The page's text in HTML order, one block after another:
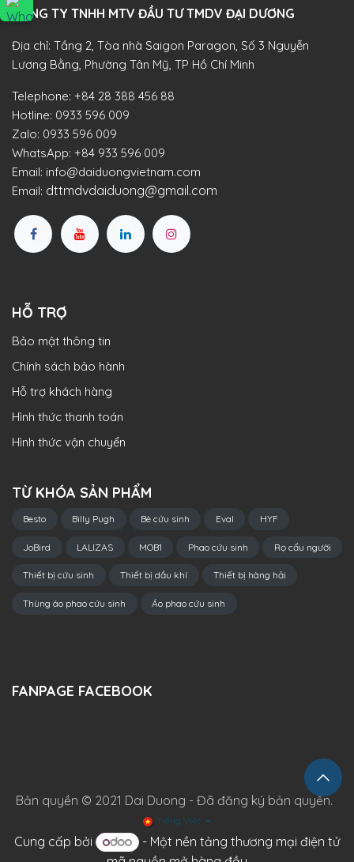
CÔNG TY TNHH MTV ĐẦU TƯ TMDV ĐẠI DƯƠNG​
Địa chỉ: Tầng 2, Tòa nhà Saigon Paragon, Số 3 Nguyễn
Lương Bằng, Phường Tân Mỹ, TP Hồ Chí Minh
Telephone: +84 28 388 456 88
Hotline: 0933 596 009
Zalo: 0933 596 009
WhatsApp: +84 933 596 009
Email: info@daiduongvietnam.com
Email: dttmdvdaiduong@gmail.com
HỖ TRỢ
Bảo mật thông tin
Chính sách bảo hành
Hỗ trợ khách hàng
Hình thức thanh toán
Hình thức vận chuyển
TỪ KHÓA SẢN PHẨM
Besto Billy Pugh Bè cứu sinh Eval HYF
JoBird LALIZAS MOB1 Phao cứu sinh Rọ cẩu người
Thiết bị cứu sinh Thiết bị dầu khí Thiết bị hàng hải
Thùng áo phao cứu sinh Áo phao cứu sinh
FANPAGE FACEBOOK
Bản quyền © 2021 Dai Duong - Đã đăng ký bản quyền.
Tiếng Việt
Cung cấp bởi - Một nền tảng thương mại điện tử